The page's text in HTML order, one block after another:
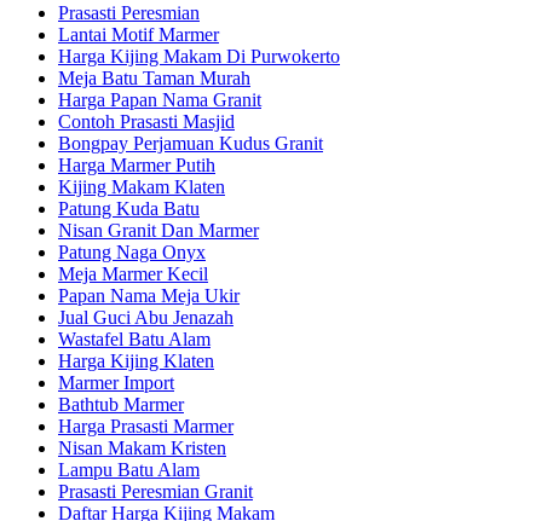
Prasasti Peresmian
Lantai Motif Marmer
Harga Kijing Makam Di Purwokerto
Meja Batu Taman Murah
Harga Papan Nama Granit
Contoh Prasasti Masjid
Bongpay Perjamuan Kudus Granit
Harga Marmer Putih
Kijing Makam Klaten
Patung Kuda Batu
Nisan Granit Dan Marmer
Patung Naga Onyx
Meja Marmer Kecil
Papan Nama Meja Ukir
Jual Guci Abu Jenazah
Wastafel Batu Alam
Harga Kijing Klaten
Marmer Import
Bathtub Marmer
Harga Prasasti Marmer
Nisan Makam Kristen
Lampu Batu Alam
Prasasti Peresmian Granit
Daftar Harga Kijing Makam